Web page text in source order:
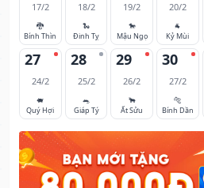
17/2
🐉
Bính Thìn
18/2
🐍
Đinh Tỵ
19/2
🐎
Mậu Ngọ
20/2
🐐
Kỷ Mùi
27
24/2
🐖
Quý Hợi
28
25/2
🐀
Giáp Tý
29
26/2
🐂
Ất Sửu
30
27/2
🐅
Bính Dần